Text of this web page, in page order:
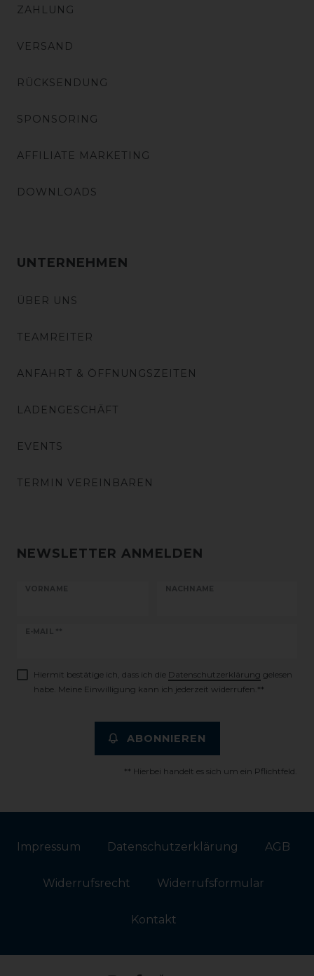
ZAHLUNG
VERSAND
RÜCKSENDUNG
SPONSORING
AFFILIATE MARKETING
DOWNLOADS
UNTERNEHMEN
ÜBER UNS
TEAMREITER
ANFAHRT & ÖFFNUNGSZEITEN
LADENGESCHÄFT
EVENTS
TERMIN VEREINBAREN
NEWSLETTER ANMELDEN
VORNAME NACHNAME
E-MAIL **
Newsletter
Hiermit bestätige ich, dass ich die Daten­schutz­erklärung gelesen
habe. Meine Einwilligung kann ich jederzeit widerrufen.**
ABONNIEREN
** Hierbei handelt es sich um ein Pflichtfeld.
Impressum Daten­schutz­erklärung AGB
Widerrufs­recht Widerrufs­formular
Kontakt